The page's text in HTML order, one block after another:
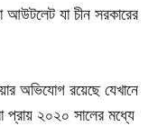
আউটলেট যা চীন সরকারের
অভিযোগ রয়েছে যেখানে
প্রায় ২০২০ সালের মধ্যে